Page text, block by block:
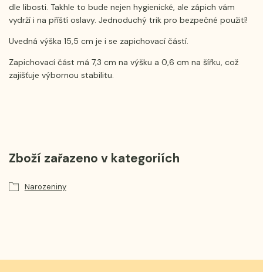
dle libosti. Takhle to bude nejen hygienické, ale zápich vám
vydrží i na příští oslavy. Jednoduchý trik pro bezpečné použití!
Uvedná výška 15,5 cm je i se zapichovací částí.
Zapichovací část má 7,3 cm na výšku a 0,6 cm na šířku, což
zajišťuje výbornou stabilitu.
Zboží zařazeno v kategoriích
Narozeniny